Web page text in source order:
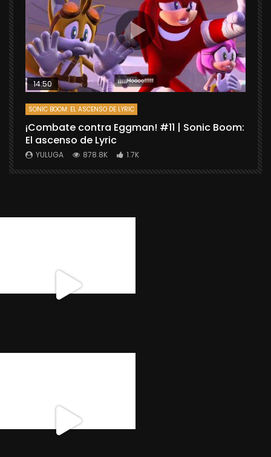
14:50
SONIC BOOM: EL ASCENSO DE LYRIC
¡Combate contra Eggman! #11 | Sonic Boom:
El ascenso de Lyric
YULUGA 878.8K 1.7K